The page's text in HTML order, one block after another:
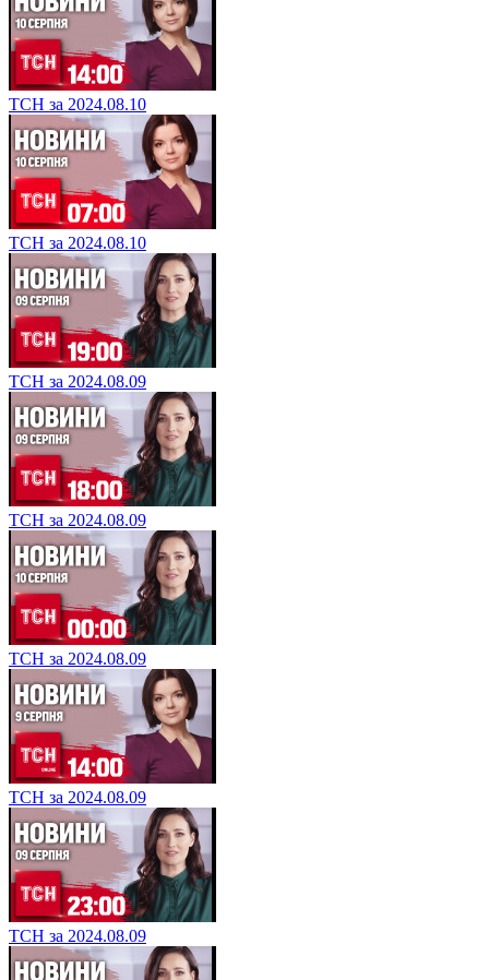
ТСН за 2024.08.10
ТСН за 2024.08.10
ТСН за 2024.08.09
ТСН за 2024.08.09
ТСН за 2024.08.09
ТСН за 2024.08.09
ТСН за 2024.08.09